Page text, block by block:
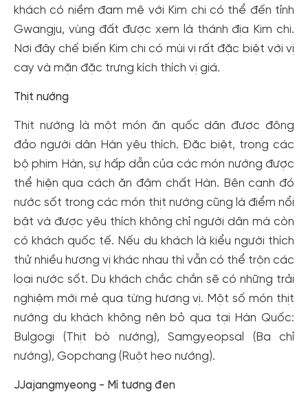
khách có niềm đam mê với Kim chi có thể đến tỉnh
Gwangju, vùng đất được xem là thánh địa Kim chi.
Nơi đây chế biến Kim chi có mùi vị rất đặc biệt với vị
cay và mặn đặc trưng kích thích vị giá.
Thịt nướng
Thịt nướng là một món ăn quốc dân được đông
đảo người dân Hàn yêu thích. Đặc biệt, trong các
bộ phim Hàn, sự hấp dẫn của các món nướng được
thể hiện qua cách ăn đậm chất Hàn. Bên cạnh đó
nước sốt trong các món thịt nướng cũng là điểm nổi
bật và được yêu thích không chỉ người dân mà còn
có khách quốc tế. Nếu du khách là kiểu người thích
thử nhiều hương vị khác nhau thì vẫn có thể trộn các
loại nước sốt. Du khách chắc chắn sẽ có những trải
nghiệm mới mẻ qua từng hương vị. Một số món thịt
nướng du khách không nên bỏ qua tại Hàn Quốc:
Bulgogi (Thịt bò nướng), Samgyeopsal (Ba chỉ
nướng), Gopchang (Ruột heo nướng).
JJajangmyeong - Mì tương đen